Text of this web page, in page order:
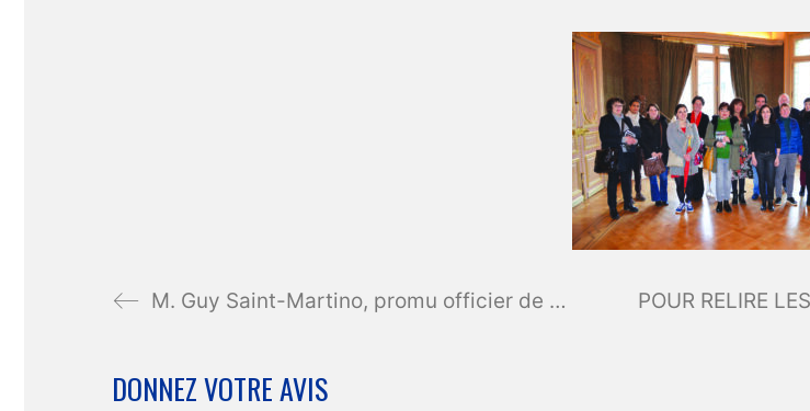
M. Guy Saint-Martino, promu officier de l’Ordre national du Mérite.
DONNEZ VOTRE AVIS